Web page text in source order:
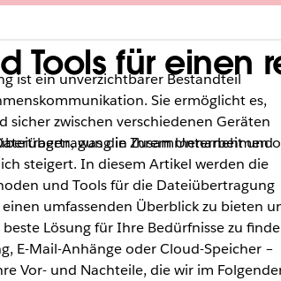
für einen
in Ihrem Unternehmen
ist ein unverzichtbarer Bestandteil
Sie ermöglicht es,
sicher zwischen verschiedenen Geräten
was die Zusammenarbeit und
steigert. In diesem Artikel werden die
und Tools für die Dateiübertragung
umfassenden Überblick zu bieten
Lösung für Ihre Bedürfnisse zu
E-Mail-Anhänge oder Cloud-Speicher –
Vor- und Nachteile, die wir im